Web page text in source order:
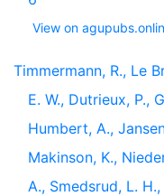
View on
Timmermann, R., Le
E. W., Dutrieux, P.,
Humbert, A.,
Makinson, K.,
A., Smedsrud, L.